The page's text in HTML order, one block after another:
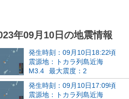
年09月10日の地震情報
発生時刻：09月10日18:22頃
震源地：トカラ列島近海
M3.4
最大震度：2
発生時刻：09月10日17:09頃
震源地：トカラ列島近海